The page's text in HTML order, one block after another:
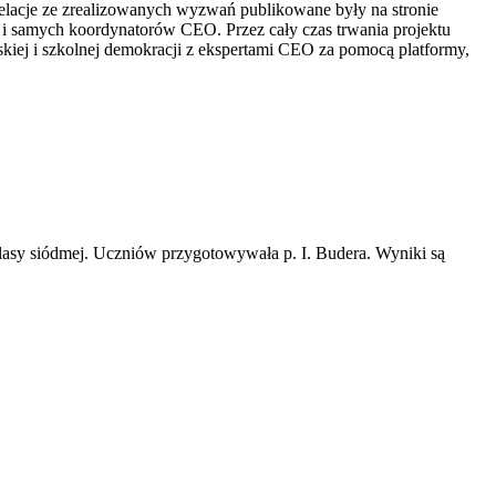
ze zrealizowanych wyzwań publikowane były na stronie
koordynatorów CEO. Przez cały czas trwania projektu
i szkolnej demokracji z ekspertami CEO za pomocą platformy,
siódmej. Uczniów przygotowywała p. I. Budera. Wyniki są